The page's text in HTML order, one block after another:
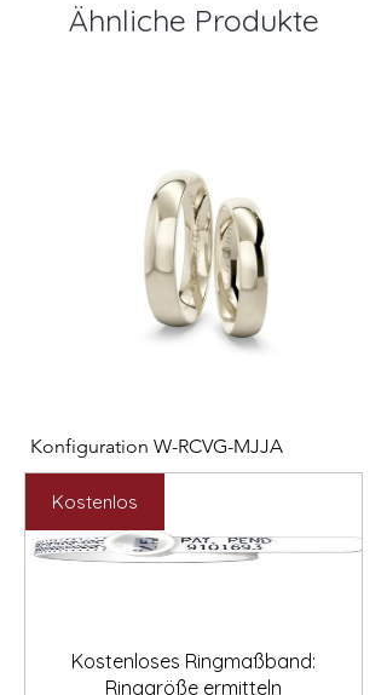
Ähnliche Produkte
Konfiguration W-RCVG-MJJA
Preis
2.531,00 €
Preis
Kostenlos
Kostenloses Ringmaßband:
Ringgröße ermitteln